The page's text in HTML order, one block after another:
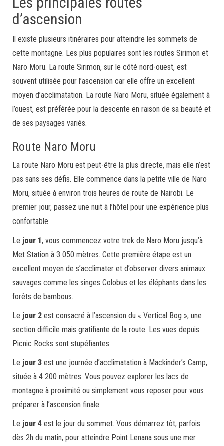
d’ascension
Il existe plusieurs itinéraires pour atteindre les sommets de
cette montagne. Les plus populaires sont les routes Sirimon et
Naro Moru. La route Sirimon, sur le côté nord-ouest, est
souvent utilisée pour l’ascension car elle offre un excellent
moyen d’acclimatation. La route Naro Moru, située également à
l’ouest, est préférée pour la descente en raison de sa beauté et
de ses paysages variés.
Route Naro Moru
La route Naro Moru est peut-être la plus directe, mais elle n’est
pas sans ses défis. Elle commence dans la petite ville de Naro
Moru, située à environ trois heures de route de Nairobi. Le
premier jour, passez une nuit à l’hôtel pour une expérience plus
confortable.
Le jour 1, vous commencez votre trek de Naro Moru jusqu’à
Met Station à 3 050 mètres. Cette première étape est un
excellent moyen de s’acclimater et d’observer divers animaux
sauvages comme les singes Colobus et les éléphants dans les
forêts de bambous.
Le jour 2 est consacré à l’ascension du « Vertical Bog », une
section difficile mais gratifiante de la route. Les vues depuis
Picnic Rocks sont stupéfiantes.
Le jour 3 est une journée d’acclimatation à Mackinder’s Camp,
située à 4 200 mètres. Vous pouvez explorer les lacs de
montagne à proximité ou simplement vous reposer pour vous
préparer à l’ascension finale.
Le jour 4 est le jour du sommet. Vous démarrez tôt, parfois
dès 2h du matin, pour atteindre Point Lenana sous une mer